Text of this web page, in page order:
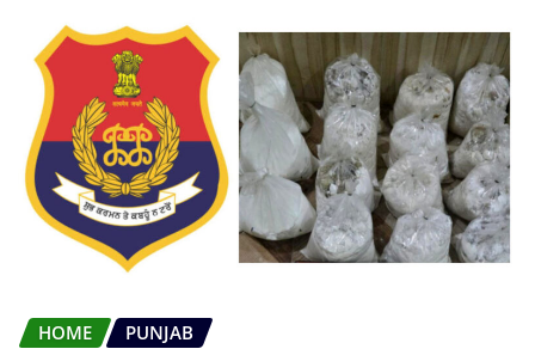
HOME PUNJAB